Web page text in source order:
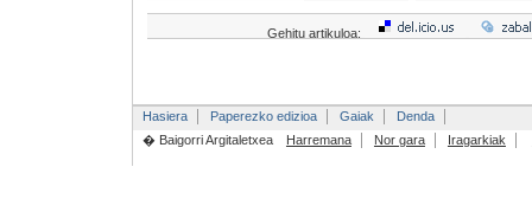
Gehitu artikuloa:
Hasiera Paperezko edizioa Gaiak
Denda
� Baigorri Argitaletxea
Harremana Nor gara Iragarkiak